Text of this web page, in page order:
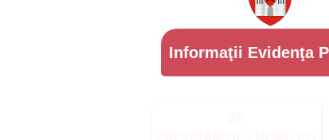
Informaţii Evidenţa